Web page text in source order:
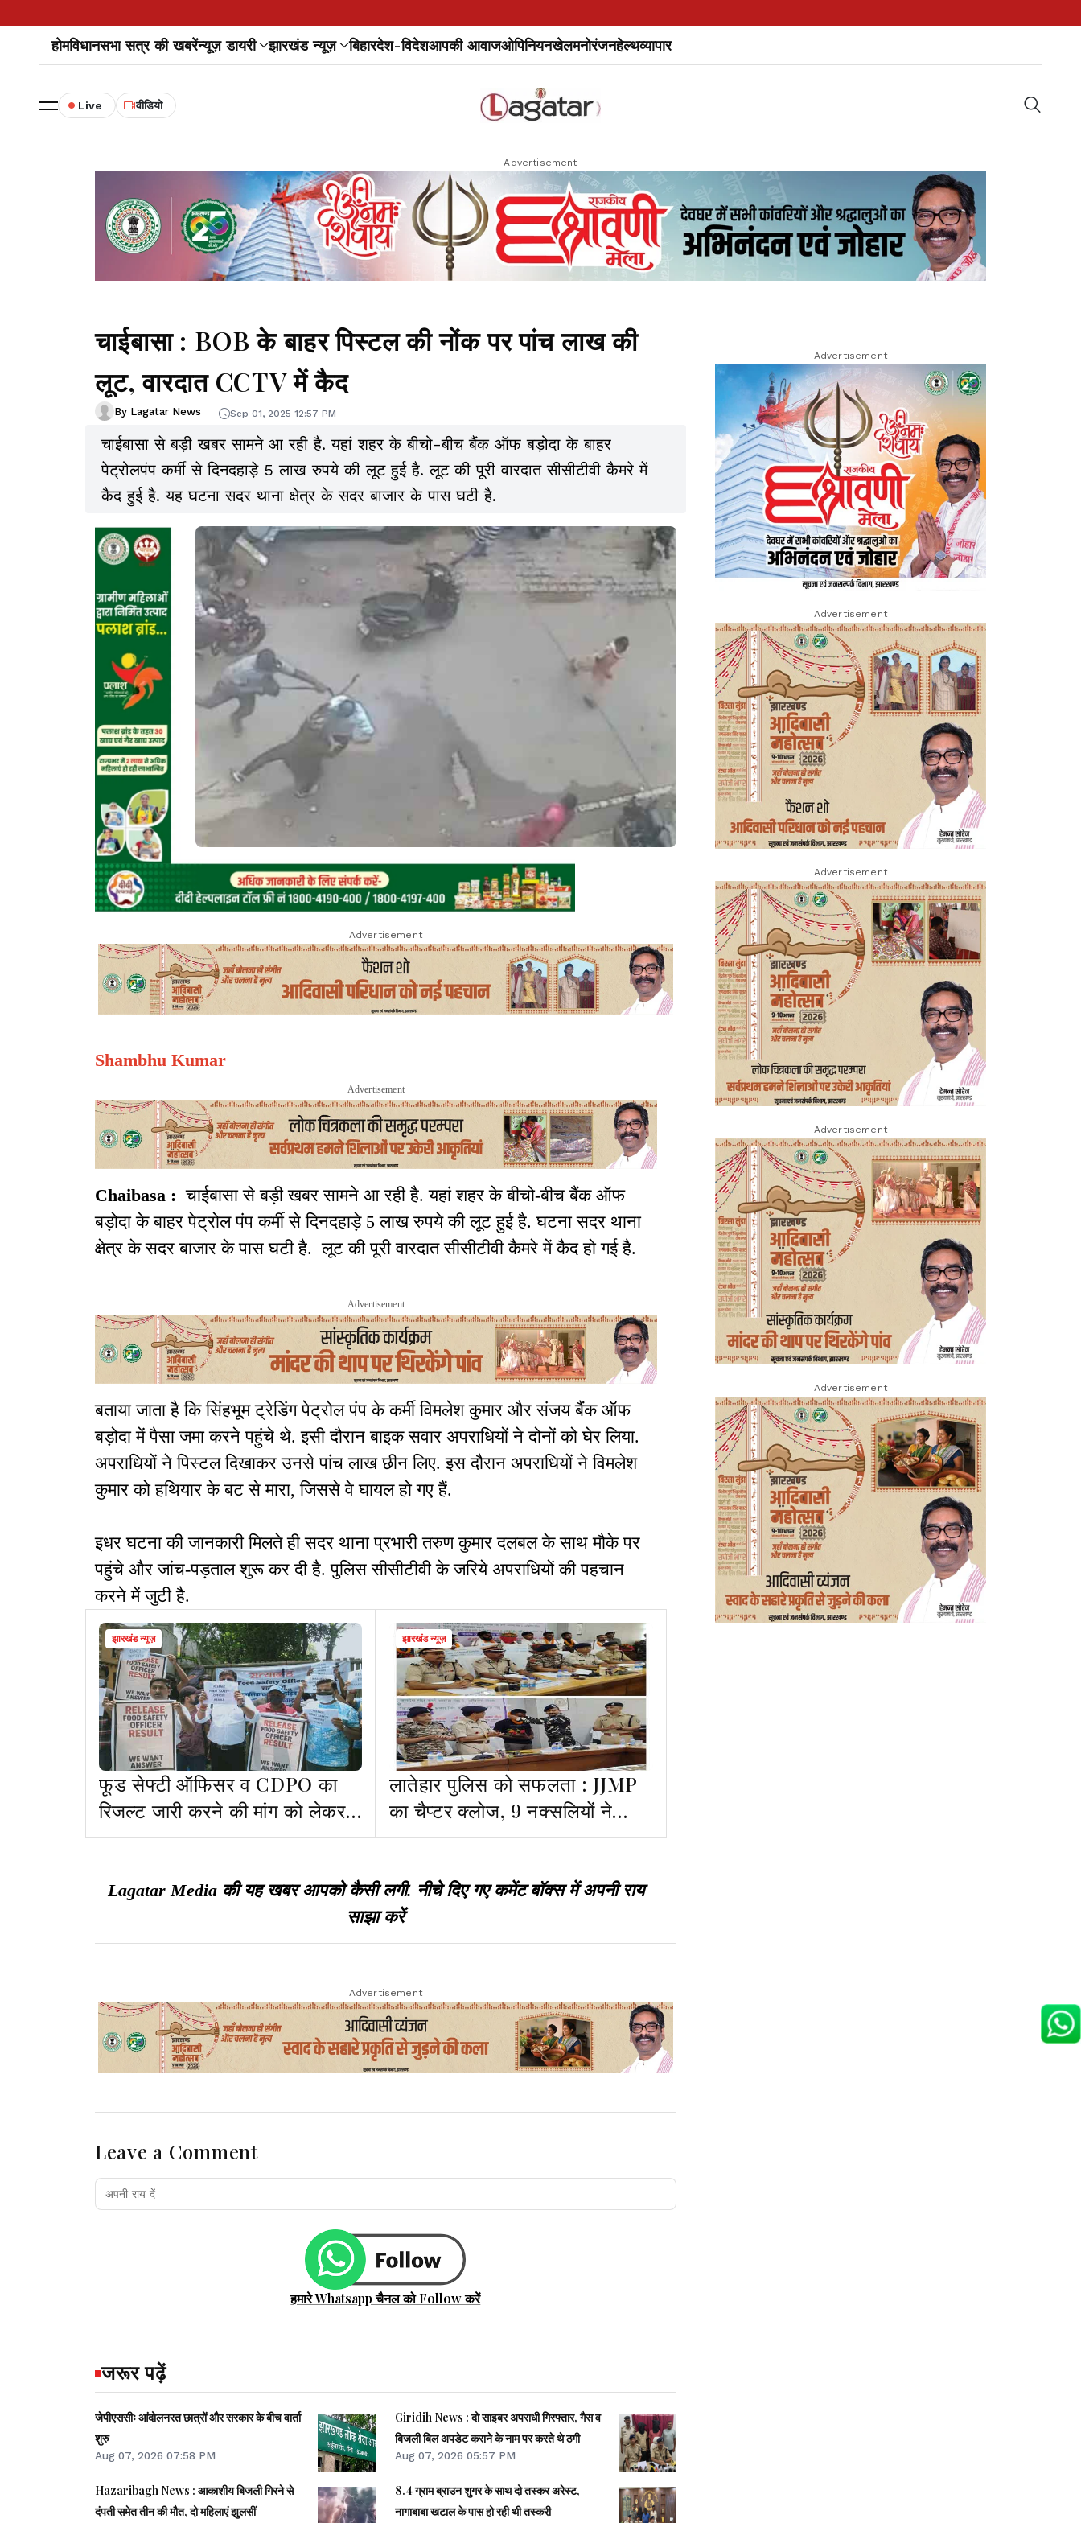
होमविधानसभा सत्र की खबरेंन्यूज़ डायरी झारखंड न्यूज़ बिहारदेश-विदेशआपकी आवाजओपिनियनखेलमनोरंजनहेल्थव्यापार
Live वीडियो
Advertisement
चाईबासा : BOB के बाहर पिस्टल की नोंक पर पांच लाख की
लूट, वारदात CCTV में कैद
By Lagatar News Sep 01, 2025 12:57 PM
चाईबासा से बड़ी खबर सामने आ रही है. यहां शहर के बीचो-बीच बैंक ऑफ बड़ोदा के बाहर
पेट्रोलपंप कर्मी से दिनदहाड़े 5 लाख रुपये की लूट हुई है. लूट की पूरी वारदात सीसीटीवी कैमरे में
कैद हुई है. यह घटना सदर थाना क्षेत्र के सदर बाजार के पास घटी है.
Advertisement
Shambhu Kumar
Advertisement
Chaibasa :चाईबासा से बड़ी खबर सामने आ रही है. यहां शहर के बीचो-बीच बैंक ऑफ
बड़ोदा के बाहर पेट्रोल पंप कर्मी से दिनदहाड़े 5 लाख रुपये की लूट हुई है. घटना सदर थाना
क्षेत्र के सदर बाजार के पास घटी है. लूट की पूरी वारदात सीसीटीवी कैमरे में कैद हो गई है.
Advertisement
बताया जाता है कि सिंहभूम ट्रेडिंग पेट्रोल पंप के कर्मी विमलेश कुमार और संजय बैंक ऑफ
बड़ोदा में पैसा जमा करने पहुंचे थे. इसी दौरान बाइक सवार अपराधियों ने दोनों को घेर लिया.
अपराधियों ने पिस्टल दिखाकर उनसे पांच लाख छीन लिए. इस दौरान अपराधियों ने विमलेश
कुमार को हथियार के बट से मारा, जिससे वे घायल हो गए हैं.
इधर घटना की जानकारी मिलते ही सदर थाना प्रभारी तरुण कुमार दलबल के साथ मौके पर
पहुंचे और जांच-पड़ताल शुरू कर दी है. पुलिस सीसीटीवी के जरिये अपराधियों की पहचान
करने में जुटी है.
झारखंड न्यूज़
फूड सेफ्टी ऑफिसर व CDPO का
रिजल्ट जारी करने की मांग को लेकर
JPSC कार्यालय के सामने परीक्षार्थियों
झारखंड न्यूज़
लातेहार पुलिस को सफलता : JJMP
का चैप्टर क्लोज, 9 नक्सलियों ने
हथियार के साथ किया सरेंडर, 5 पर
Lagatar Media की यह खबर आपको कैसी लगी. नीचे दिए गए कमेंट बॉक्स में अपनी राय
साझा करें
Advertisement
Leave a Comment
हमारे Whatsapp चैनल को Follow करें
जरूर पढ़ें
जेपीएससीः आंदोलनरत छात्रों और सरकार के बीच वार्ता
शुरु
Aug 07, 2026 07:58 PM
Hazaribagh News : आकाशीय बिजली गिरने से
दंपती समेत तीन की मौत, दो महिलाएं झुलसीं
Giridih News : दो साइबर अपराधी गिरफ्तार, गैस व
बिजली बिल अपडेट कराने के नाम पर करते थे ठगी
Aug 07, 2026 05:57 PM
8.4 ग्राम ब्राउन शुगर के साथ दो तस्कर अरेस्ट,
नागाबाबा खटाल के पास हो रही थी तस्करी
Advertisement
Advertisement
Advertisement
Advertisement
Advertisement